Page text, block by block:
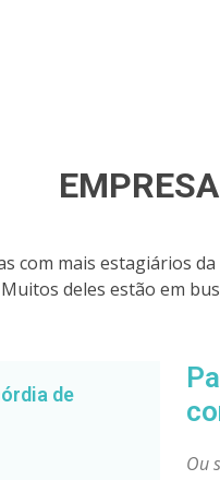
com mais estagiários
deles estão em
de
Ou